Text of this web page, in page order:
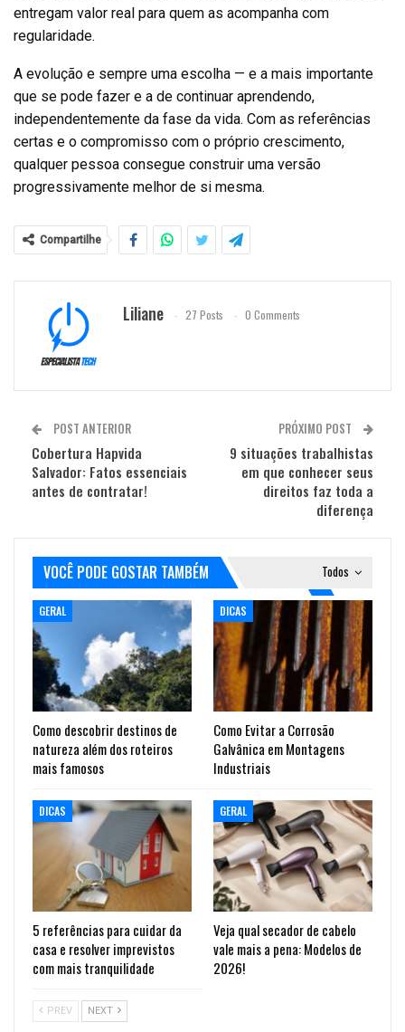
entregam valor real para quem as acompanha com
regularidade.
A evolução e sempre uma escolha — e a mais importante
que se pode fazer e a de continuar aprendendo,
independentemente da fase da vida. Com as referências
certas e o compromisso com o próprio crescimento,
qualquer pessoa consegue construir uma versão
progressivamente melhor de si mesma.
Compartilhe
Liliane 27 Posts 0 Comments
POST ANTERIOR
Cobertura Hapvida
Salvador: Fatos essenciais
antes de contratar!
PRÓXIMO POST
9 situações trabalhistas
em que conhecer seus
direitos faz toda a
diferença
Todos
VOCÊ PODE GOSTAR TAMBÉM
GERAL
Como descobrir destinos de
natureza além dos roteiros
mais famosos
DICAS
Como Evitar a Corrosão
Galvânica em Montagens
Industriais
DICAS
5 referências para cuidar da
casa e resolver imprevistos
com mais tranquilidade
GERAL
Veja qual secador de cabelo
vale mais a pena: Modelos de
2026!
PREV NEXT